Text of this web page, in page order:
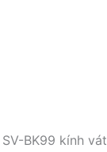
BK99 kính